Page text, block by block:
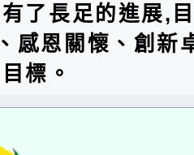
了長足的進展,
感恩關懷、創新
標。